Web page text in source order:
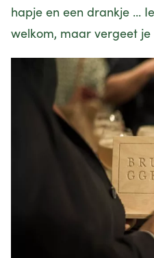
hapje en een drankje ...
welkom, maar vergeet je